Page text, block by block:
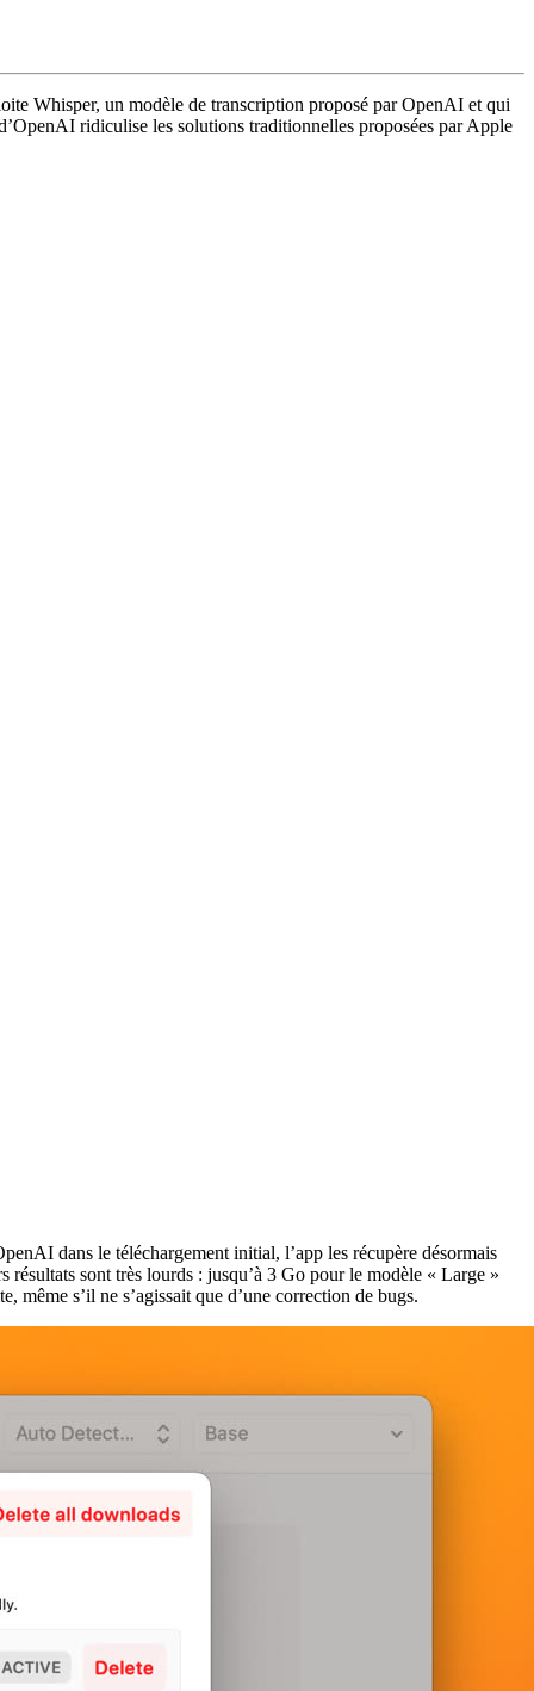
Whisper, un modèle de transcription proposé par OpenAI et qui
ridiculise les solutions traditionnelles proposées par Apple
dans le téléchargement initial, l’app les récupère désormais
résultats sont très lourds : jusqu’à 3 Go pour le modèle « Large »
même s’il ne s’agissait que d’une correction de bugs.